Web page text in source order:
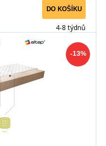
DO KOŠÍKU
4-8 týdnů
-13%